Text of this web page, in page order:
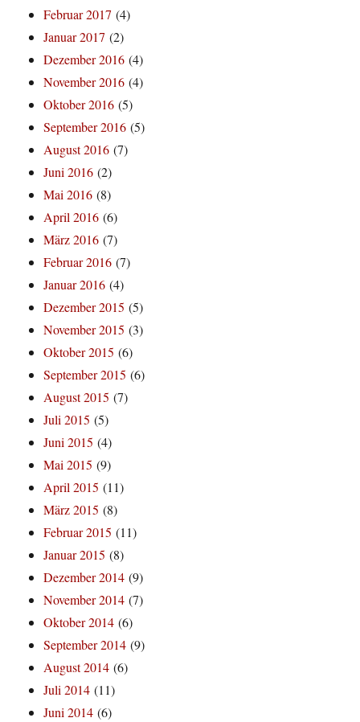
Februar 2017 (4)
Januar 2017 (2)
Dezember 2016 (4)
November 2016 (4)
Oktober 2016 (5)
September 2016 (5)
August 2016 (7)
Juni 2016 (2)
Mai 2016 (8)
April 2016 (6)
März 2016 (7)
Februar 2016 (7)
Januar 2016 (4)
Dezember 2015 (5)
November 2015 (3)
Oktober 2015 (6)
September 2015 (6)
August 2015 (7)
Juli 2015 (5)
Juni 2015 (4)
Mai 2015 (9)
April 2015 (11)
März 2015 (8)
Februar 2015 (11)
Januar 2015 (8)
Dezember 2014 (9)
November 2014 (7)
Oktober 2014 (6)
September 2014 (9)
August 2014 (6)
Juli 2014 (11)
Juni 2014 (6)